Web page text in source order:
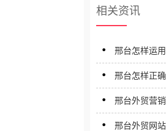
相关资讯
邢台怎样运
邢台怎样正
邢台外贸营
邢台外贸网